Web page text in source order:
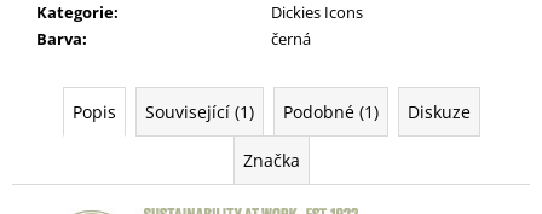
Kategorie:
Dickies Icons
Barva: černá
Popis Související (1) Podobné (1) Diskuze
Značka